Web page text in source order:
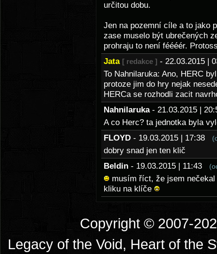
určitou dobu.
Jen na pozemní cíle a to jako
zase muselo být ubrečených
prohraju to není féééér.
Jata [ redakce ] - 22.03.2015 |
To Nahnilaruka: Ano, HERC
protoze jim do hry nejak
HERCa se rozhodli zacit
Nahnilaruka - 21.03.2015 |
A co Herc? ta jednotka byla
FLOYD - 19.03.2015 | 17:38
dobry snad jen ten klič
Beldin - 19.03.2015 | 11:43
musím říct, že jsem
kliku na klíče
Copyright © 2007-
Legacy of the Void, Heart of the